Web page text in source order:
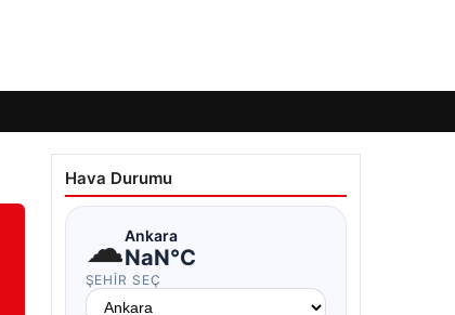
Hava Durumu
☁Ankara
NaN°C
ŞEHIR SEÇ